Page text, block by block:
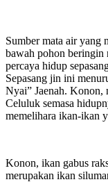
Sumber mata air yang
bawah pohon beringin
percaya hidup
Sepasang jin ini
Nyai” Jaenah. Konon,
Celuluk semasa
memelihara ikan-ikan
Konon, ikan gabus
merupakan ikan